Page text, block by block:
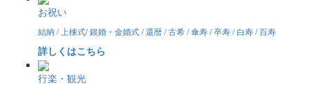
お祝い
結納 / 上棟式/ 銀婚・金婚式 / 還暦 / 古希 / 傘寿 / 卒寿 / 白寿 / 百寿
詳しくはこちら
行楽・観光